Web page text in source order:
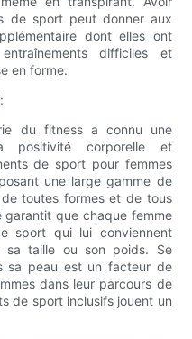
de sport peut donner aux
dont elles ont
difficiles et
en forme.
du fitness a connu une
positivité corporelle et
de sport pour femmes
une large gamme de
toutes formes et de tous
que chaque femme
sport qui lui conviennent
sa taille ou son poids. Se
sa peau est un facteur de
dans leur parcours de
de sport inclusifs jouent un